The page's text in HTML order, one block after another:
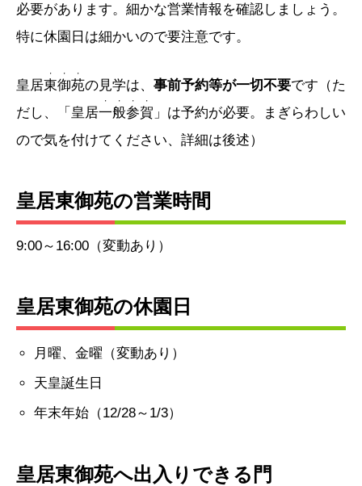
必要があります。細かな営業情報を確認しましょう。
特に休園日は細かいので要注意です。
皇居東御苑
・・・
の見学は、 事前予約等が一切不要です（た
だし、「皇居一般参賀
・・・・
」は予約が必要。まぎらわしい
ので気を付けてください、詳細は後述）
皇居東御苑の営業時間
9:00～16:00（変動あり）
皇居東御苑の休園日
月曜、金曜（変動あり）
天皇誕生日
年末年始（12/28～1/3）
皇居東御苑へ出入りできる門